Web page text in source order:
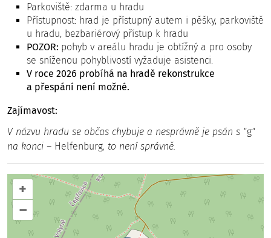
+
–
Parkoviště: zdarma u hradu
Přístupnost: hrad je přístupný autem i pěšky, parkoviště
u hradu, bezbariérový přístup k hradu
POZOR: pohyb v areálu hradu je obtížný a pro osoby
se sníženou pohyblivostí vyžaduje asistenci.
V roce 2026 probíhá na hradě rekonstrukce
a přespání není možné.
Zajímavost:
V názvu hradu se občas chybuje a nesprávně je psán s "g"
na konci – Helfenburg, to není správně.